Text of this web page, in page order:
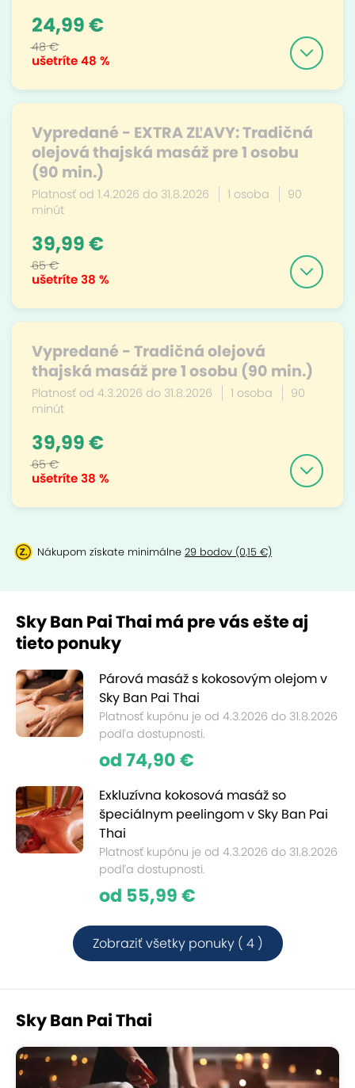
ušetríte48 %
24,99 €
48 €
Vypredané - EXTRA ZĽAVY: Tradičná
olejová thajská masáž pre 1 osobu
(90 min.)
Platnosť od 1.4.2026 do 31.8.2026 1 osoba
90
minút
ušetríte38 %
39,99 €
65 €
Vypredané - Tradičná olejová
thajská masáž pre 1 osobu (90 min.)
Platnosť od 4.3.2026 do 31.8.2026 1 osoba
90
minút
ušetríte38 %
39,99 €
65 €
Nákupom získate minimálne 29 bodov (0,15 €)
Sky Ban Pai Thai má pre vás ešte aj
tieto ponuky
Párová masáž s kokosovým olejom v
Sky Ban Pai Thai
Platnosť kupónu je od 4.3.2026 do 31.8.2026
podľa dostupnosti.
od 74,90 €
Exkluzívna kokosová masáž so
špeciálnym peelingom v Sky Ban Pai
Thai
Platnosť kupónu je od 4.3.2026 do 31.8.2026
podľa dostupnosti.
od 55,99 €
Zobraziť všetky ponuky ( 4 )
Sky Ban Pai Thai